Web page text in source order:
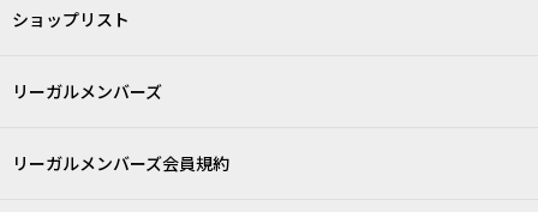
ショップリスト
リーガルメンバーズ
リーガルメンバーズ会員規約